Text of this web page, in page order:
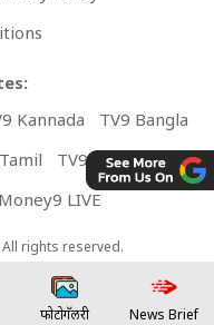
Kannada
TV9 Bangla
TV9 Malayalam
Money9 LIVE
rights reserved.
फोटोगॅलरी News Brief